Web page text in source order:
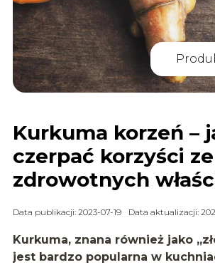
Kurkuma korzeń –
czerpać korzyści ze
zdrowotnych
Data publikacji: 2023-07-19 Data aktualizacji:
Kurkuma, znana również jako
jest bardzo popularna w